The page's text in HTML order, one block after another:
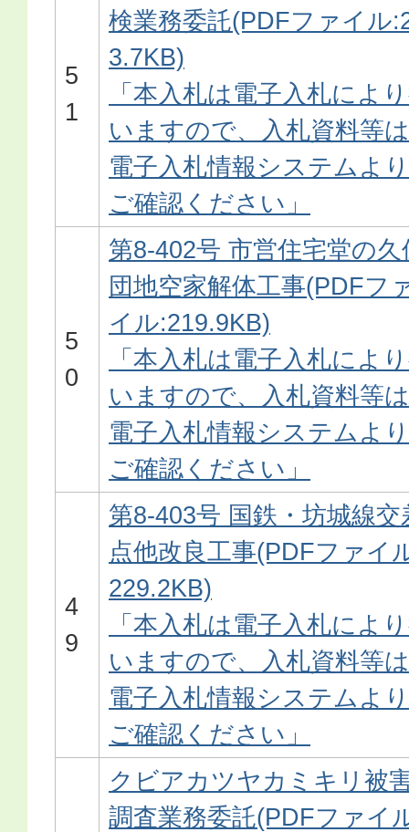
5
1
検業務委託(PDFファイル
3.7KB)
「本入札は電子入札によ
いますので、入札資料等は
電子入札情報システムより
ご確認ください」
5
0
第8-402号 市営住宅堂の久
団地空家解体工事(PDFフ
イル:219.9KB)
「本入札は電子入札によ
いますので、入札資料等は
電子入札情報システムより
ご確認ください」
4
9
第8-403号 国鉄・坊城線交
点他改良工事(PDFファイ
229.2KB)
「本入札は電子入札によ
いますので、入札資料等は
電子入札情報システムより
ご確認ください」
クビアカツヤカミキリ被
調査業務委託(PDFファイ